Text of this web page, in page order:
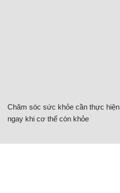
Chăm sóc sức khỏe cần thực hiện
ngay khi cơ thể còn khỏe